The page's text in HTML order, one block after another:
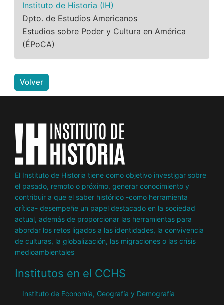
Instituto de Historia (IH)
Dpto. de Estudios Americanos
Estudios sobre Poder y Cultura en América
(ÉPoCA)
Volver
El Instituto de Historia tiene como objetivo investigar sobre
el pasado, remoto o próximo, generar conocimiento y
contribuir a que el saber histórico -como herramienta
crítica- desempeñe un papel destacado en la sociedad
actual, además de proporcionar las herramientas para
abordar los retos ligados a las identidades, la convivencia
de culturas, la globalización, las migraciones o las crisis
medioambientales
Institutos en el CCHS
Instituto de Economía, Geografía y Demografía